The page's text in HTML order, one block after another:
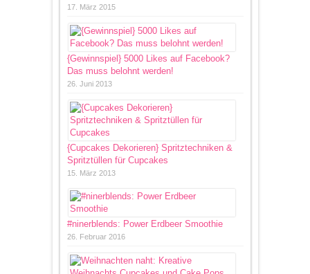
17. März 2015
{Gewinnspiel} 5000 Likes auf Facebook?
Das muss belohnt werden!
26. Juni 2013
{Cupcakes Dekorieren} Spritztechniken &
Spritztüllen für Cupcakes
15. März 2013
#ninerblends: Power Erdbeer Smoothie
26. Februar 2016